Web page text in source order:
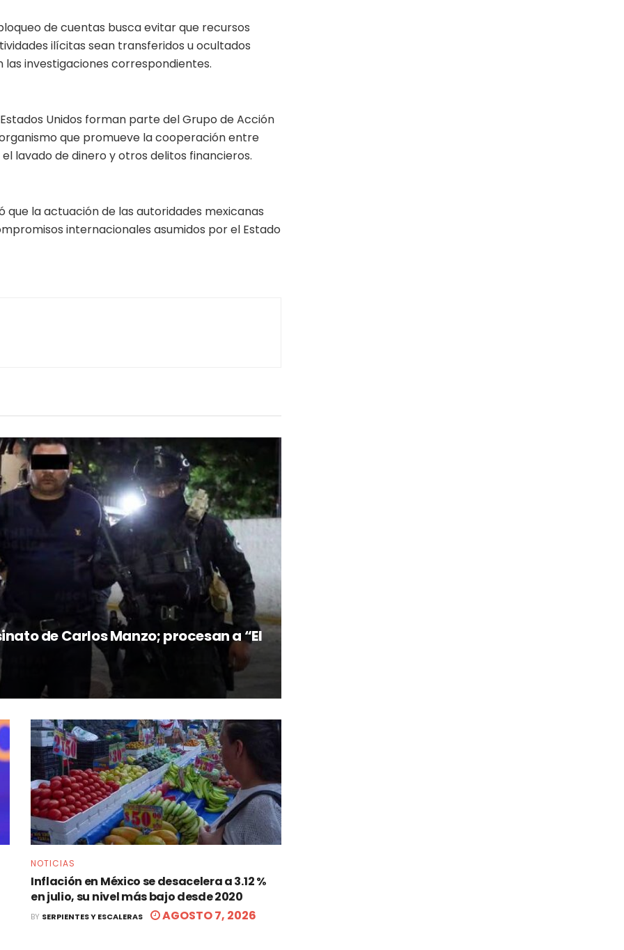
de cuentas busca evitar que recursos
ilícitas sean transferidos u ocultados
investigaciones correspondientes.
Unidos forman parte del Grupo de Acción
que promueve la cooperación entre
lavado de dinero y otros delitos financieros.
que la actuación de las autoridades mexicanas
internacionales asumidos por el Estado
de Carlos Manzo; procesan a “El
NOTICIAS
Inflación en México se desacelera a 3.12 %
en julio, su nivel más bajo desde 2020
BY SERPIENTES Y ESCALERAS AGOSTO 7, 2026